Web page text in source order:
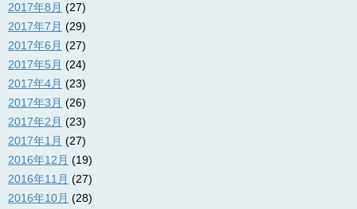
2017年8月 (27)
2017年7月 (29)
2017年6月 (27)
2017年5月 (24)
2017年4月 (23)
2017年3月 (26)
2017年2月 (23)
2017年1月 (27)
2016年12月 (19)
2016年11月 (27)
2016年10月 (28)